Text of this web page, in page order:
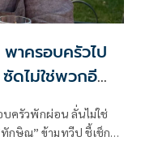
าครอบครัวไป
ดไม่ใช่พวกอี
บครัวพักผ่อน ลั่นไม่ใช่
กษิณ” ข้ามทวีป ชี้เช็ก